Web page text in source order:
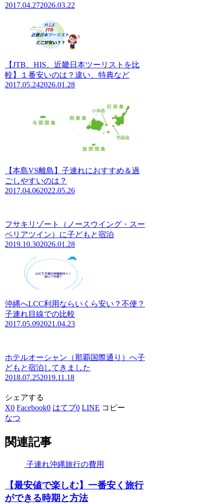
2017.04.272026.03.22
【JTB、HIS、近畿日本ツーリストを比
較】１番安いのは？違い、特典など
2017.05.242026.01.28
【本島VS離島】子連れにおすすめ＆過
ごしやすいのは？
2017.04.062022.05.26
フサキリゾート（ノースウイング・スー
ペリアツイン）に子どもと宿泊
2019.10.302026.01.28
沖縄へLCC利用ならいくら安い？不便？
子連れ目線での比較
2017.05.092021.04.23
ホテルオーシャン（那覇国際通り）へ子
どもと宿泊してきました
2018.07.252019.11.18
シェアする
X0 Facebook0 はてブ0 LINE コピー
なつ
関連記事
子連れ沖縄旅行の費用
【最安値で楽しむ】一番安く旅行
ができる時期と方法